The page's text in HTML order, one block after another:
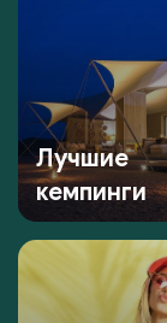
Лучшие
кемпинги